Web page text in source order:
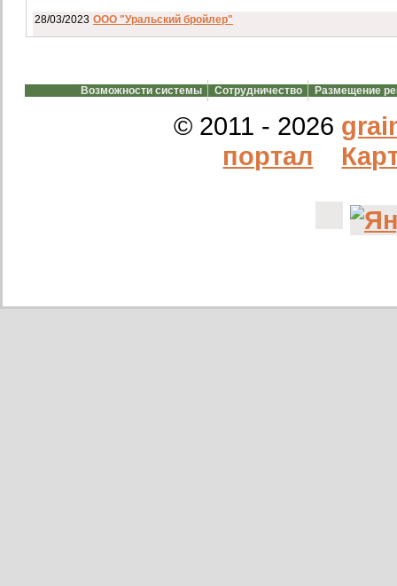
28/03/2023 ООО "Уральский бройлер"
20/02/2023 GREENKO
Возможности системы Сотрудничество Размещение
© 2011 - 2026
портал